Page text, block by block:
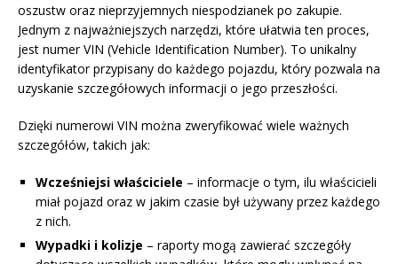
oszustw oraz nieprzyjemnych niespodzianek po zakupie.
Jednym z najważniejszych narzędzi, które ułatwia ten proces,
jest numer VIN (Vehicle Identification Number). To unikalny
identyfikator przypisany do każdego pojazdu, który pozwala na
uzyskanie szczegółowych informacji o jego przeszłości.
Dzięki numerowi VIN można zweryfikować wiele ważnych
szczegółów, takich jak:
Wcześniejsi właściciele – informacje o tym, ilu właścicieli
miał pojazd oraz w jakim czasie był używany przez każdego
z nich.
Wypadki i kolizje – raporty mogą zawierać szczegóły